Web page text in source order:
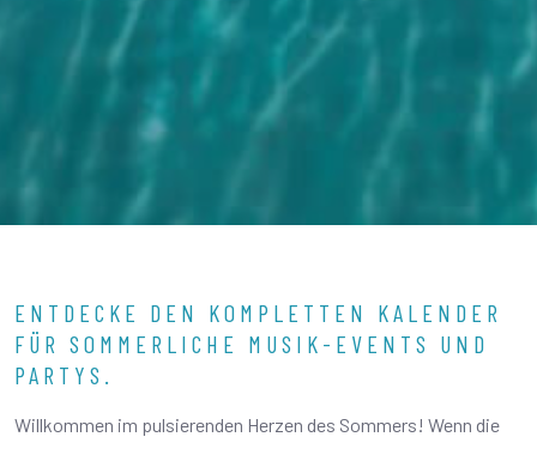
ENTDECKE DEN KOMPLETTEN KALENDER
FÜR SOMMERLICHE MUSIK-EVENTS UND
PARTYS.
Willkommen im pulsierenden Herzen des Sommers! Wenn die